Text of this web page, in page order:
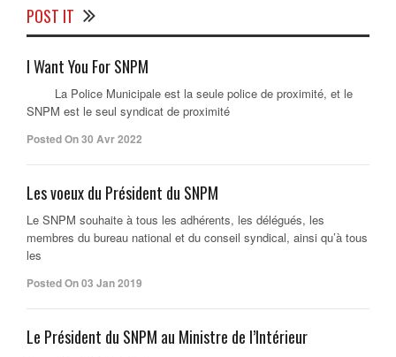
POST IT
I Want You For SNPM
La Police Municipale est la seule police de proximité, et le
SNPM est le seul syndicat de proximité
Posted On 30 Avr 2022
Les voeux du Président du SNPM
Le SNPM souhaite à tous les adhérents, les délégués, les
membres du bureau national et du conseil syndical, ainsi qu’à tous
les
Posted On 03 Jan 2019
Le Président du SNPM au Ministre de l’Intérieur